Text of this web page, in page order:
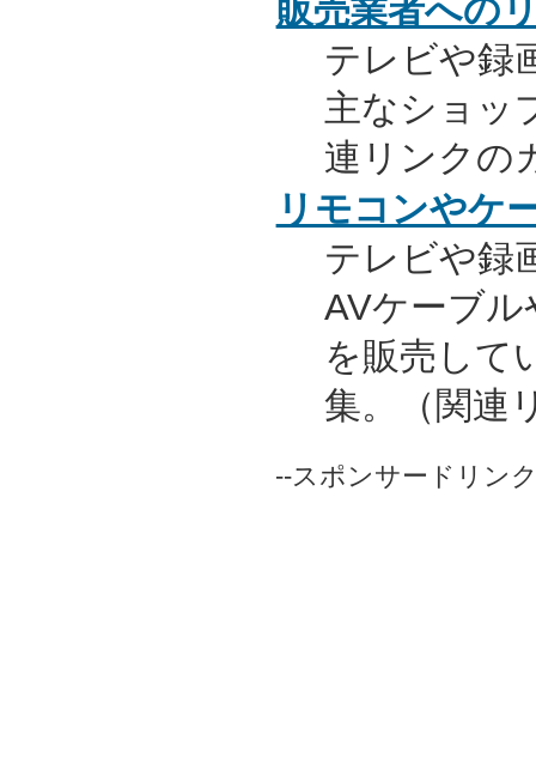
販売業者への
テレビや録
主なショッ
連リンクの
リモコンやケ
テレビや録
AVケーブ
を販売して
集。（関連
--スポンサードリン